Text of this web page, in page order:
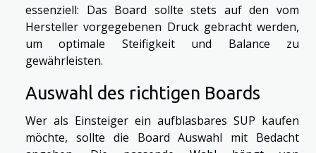
essenziell: Das Board sollte stets auf den vom
Hersteller vorgegebenen Druck gebracht werden,
um optimale Steifigkeit und Balance zu
gewährleisten.
Auswahl des richtigen Boards
Wer als Einsteiger ein aufblasbares SUP kaufen
möchte, sollte die Board Auswahl mit Bedacht